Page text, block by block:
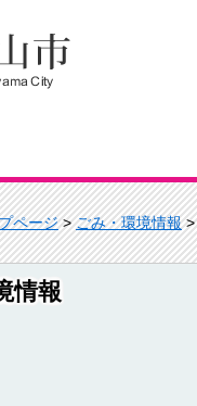
ページ>ごみ・環境情報
情報